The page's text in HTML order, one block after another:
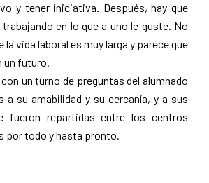
y tener iniciativa. Después, hay que
en lo que a uno le guste. No
la vida laboral es muy larga y parece que
un futuro.
un turno de preguntas del alumnado
a su amabilidad y su cercanía, y a sus
fueron repartidas entre los centros
por todo y hasta pronto.